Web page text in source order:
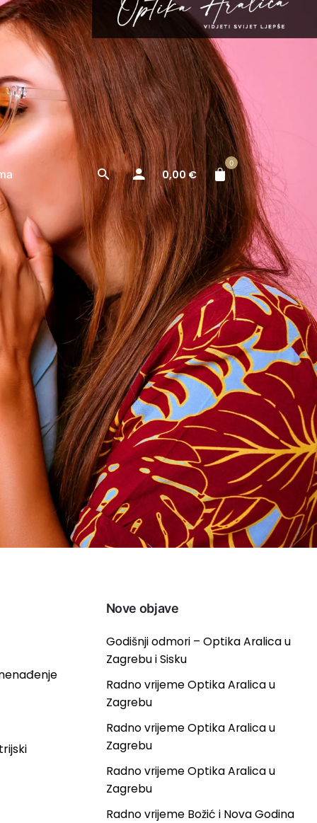
0,00€
0
Nove objave
Godišnji odmori – Optika Aralica u
Zagrebu i Sisku
Radno vrijeme Optika Aralica u
Zagrebu
Radno vrijeme Optika Aralica u
Zagrebu
Radno vrijeme Optika Aralica u
Zagrebu
Radno vrijeme Božić i Nova Godina